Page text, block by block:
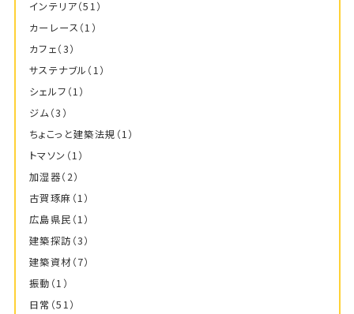
インテリア（51）
カーレース （1）
カフェ（3）
サステナブル （1）
シェルフ （1）
ジム（3）
ちょこっと建築法規 （1）
トマソン （1）
加湿器（2）
古賀琢麻 （1）
広島県民 （1）
建築探訪 （3）
建築資材（7）
振動 （1）
日常 （51）